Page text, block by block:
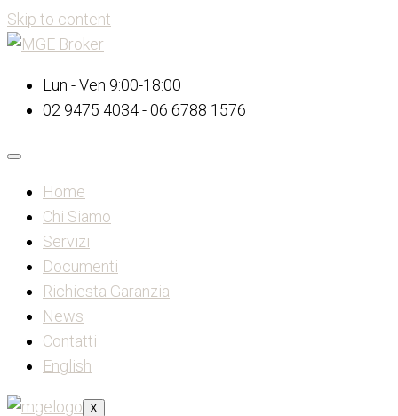
Skip to content
Lun - Ven 9:00-18:00
02 9475 4034 - 06 6788 1576
Home
Chi Siamo
Servizi
Documenti
Richiesta Garanzia
News
Contatti
English
X